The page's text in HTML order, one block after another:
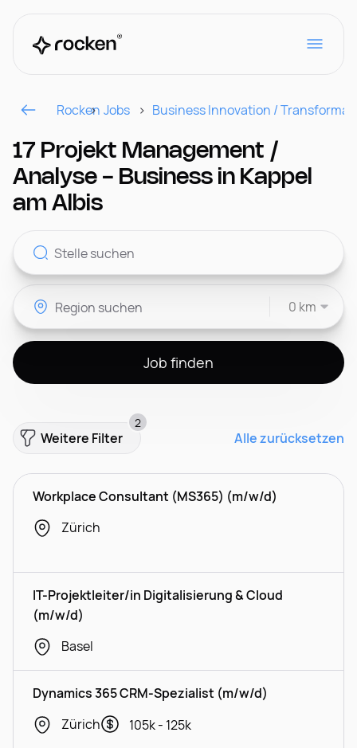
Für Arbeitgeber
Kontakt
Rocken Jobs Business Innovation /
17 Projekt Management /
Analyse - Business in Kappel
am Albis
0 km
Job finden
Weitere Filter
2
Alle zurücksetzen
Workplace Consultant (MS365) (m/w/d)
Zürich
IT-Projektleiter/in Digitalisierung & Cloud
(m/w/d)
Basel
Dynamics 365 CRM-Spezialist (m/w/d)
Zürich
105k - 125k